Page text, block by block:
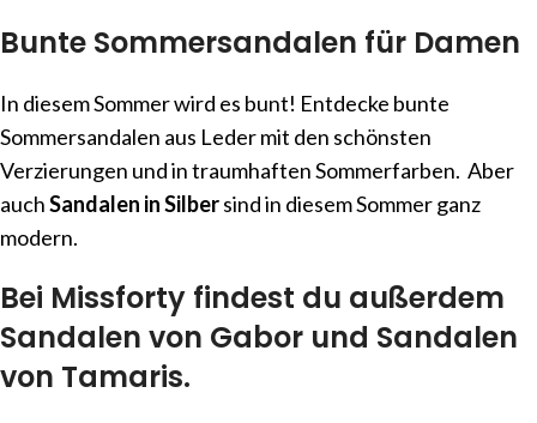
Bunte Sommersandalen für Damen
In diesem Sommer wird es bunt! Entdecke bunte
Sommersandalen aus Leder mit den schönsten
Verzierungen und in traumhaften Sommerfarben. Aber
auchSandalen in Silbersind in diesem Sommer ganz
modern.
Bei Missforty findest du außerdem
Sandalen von Gabor und Sandalen
von Tamaris.